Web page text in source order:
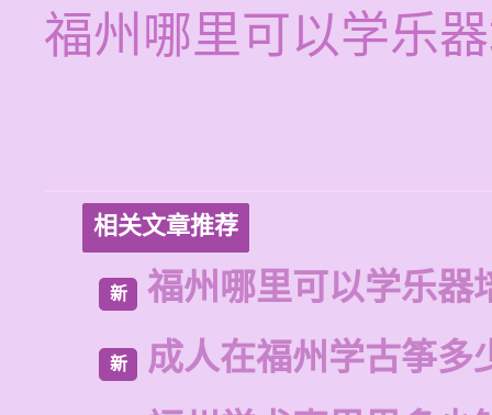
福州哪里可以学乐
相关文章推荐
新 福州哪里可以学乐器
新
成人在福州学古筝多